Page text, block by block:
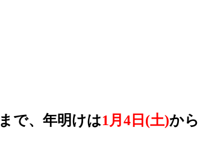
まで、年明けは1月4日(土)から